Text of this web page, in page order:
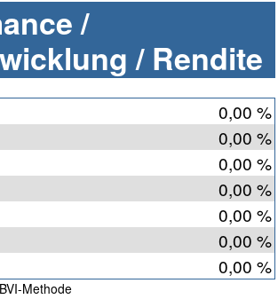
/
/ Rendite
0,00 %
0,00 %
0,00 %
0,00 %
0,00 %
0,00 %
0,00 %
Methode